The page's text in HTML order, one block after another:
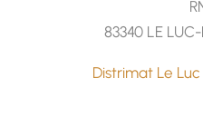
83340 LE
Distrimat Le